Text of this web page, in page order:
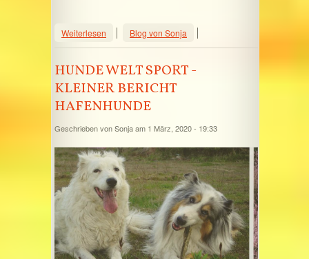
Weiterlesen über SOMMERFERIEN bei den
HAFENHUNDEN
Blog von Sonja
HUNDE WELT SPORT -
KLEINER BERICHT
HAFENHUNDE
Geschrieben vonSonjaam 1 März, 2020 - 19:33